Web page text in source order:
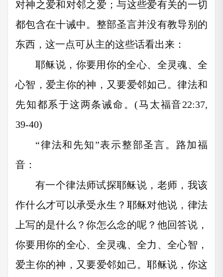
对神之爱和对邻之爱；与这些爱有关的一切
都包含在十诫中。整部圣言并没有教导别的
东西，这一点可从主的这些话看出来：
耶稣说，你要用你的全心、全灵魂、全
心智，爱主你的神，又要爱邻如己。律法和
先知都系于这两条诫命。(马太福音22:37,
39-40)
“律法和先知”表示整部圣言。路加福
音：
有一个律法师试探耶稣说，老师，我该
作什么才可以承受永生？耶稣对他说，律法
上写的是什么？你怎么念的呢？他回答说，
你要用你的全心、全灵魂、全力、全心智，
爱主你的神，又要爱邻如己。耶稣说，你这